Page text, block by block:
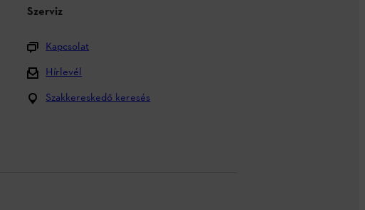
Szerviz
Kapcsolat
Hírlevél
Szakkereskedő keresés